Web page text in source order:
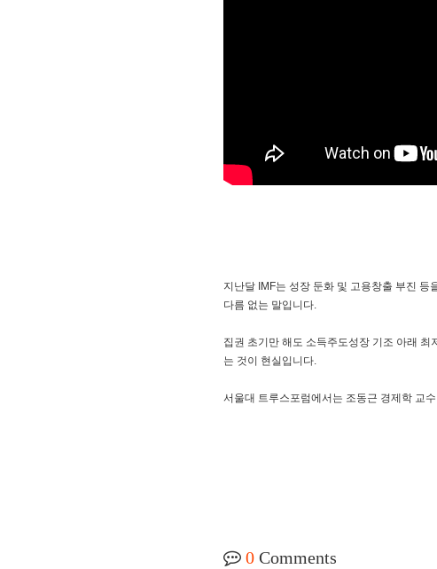
지난달 IMF는 성장 둔화 및 고용창출 부진
다름 없는 말입니다.
집권 초기만 해도 소득주도성장 기조 아래
는 것이 현실입니다.
서울대 트루스포럼에서는 조동근 경제학 교
0 Comments